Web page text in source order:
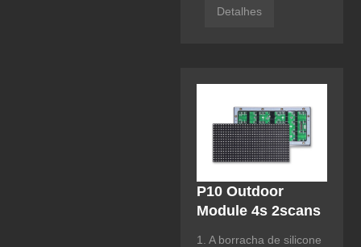
Detalhes
P10 Outdoor
Module 4s 2scans
1. A borracha de silicone